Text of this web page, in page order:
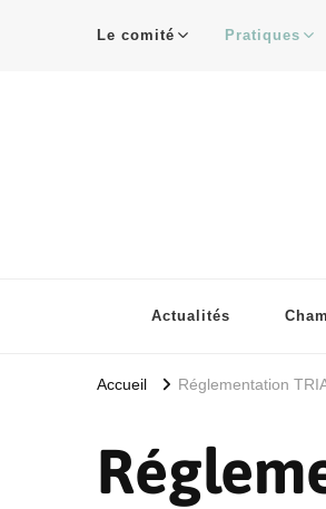
Le comité Pratiques
Actualités
Accueil Réglementation